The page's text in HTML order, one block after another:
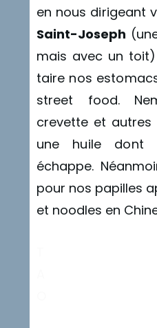
en nous dirigeant
Saint-Joseph
mais avec un
taire nos
street food.
crevette et
une huile dont
échappe.
pour nos papilles
et noodles en